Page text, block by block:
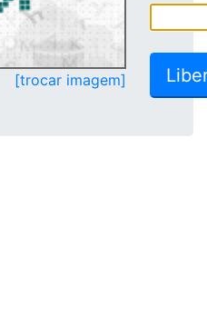
[trocar imagem]